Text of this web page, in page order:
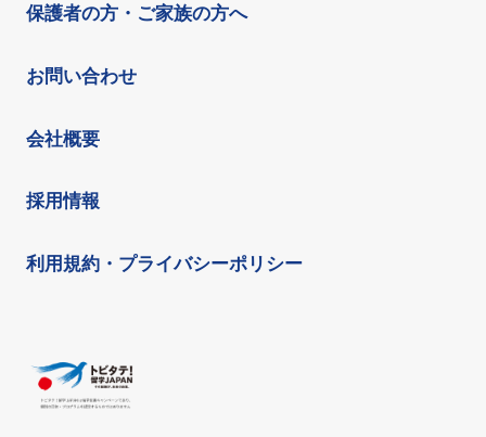
保護者の方・ご家族の方へ
お問い合わせ
会社概要
採用情報
利用規約・プライバシーポリシー